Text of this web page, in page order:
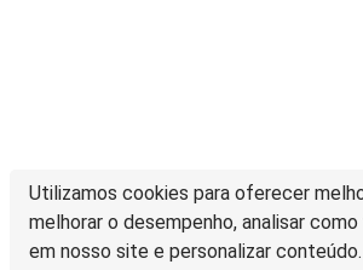
Utilizamos cookies para oferecer
melhorar o desempenho, analisar
em nosso site e personalizar